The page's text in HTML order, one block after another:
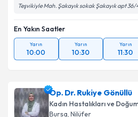
Teşvikiyle Mah. Şakayık sokak Şakayık apt 36/
En Yakın Saatler
Yarın
10:00
Yarın
10:30
Yarın
11:30
Op. Dr. Rukiye Gönüllü
Kadın Hastalıkları ve
Bursa, Nilüfer